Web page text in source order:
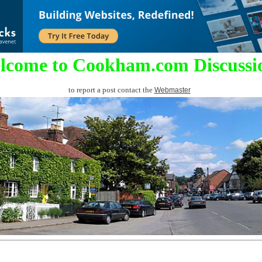
to Cookham.com
to report a post contact the Webmaster